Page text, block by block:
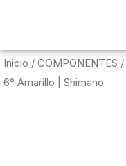
Inicio / COMPONENTES /
6° Amarillo | Shimano